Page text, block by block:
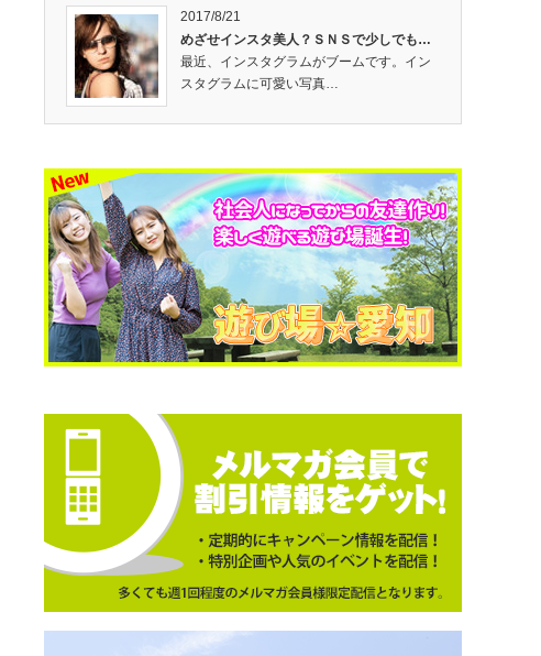
2017/8/21
めざせインスタ美人？ＳＮＳで少しでも…
最近、インスタグラムがブームです。イン
スタグラムに可愛い写真…